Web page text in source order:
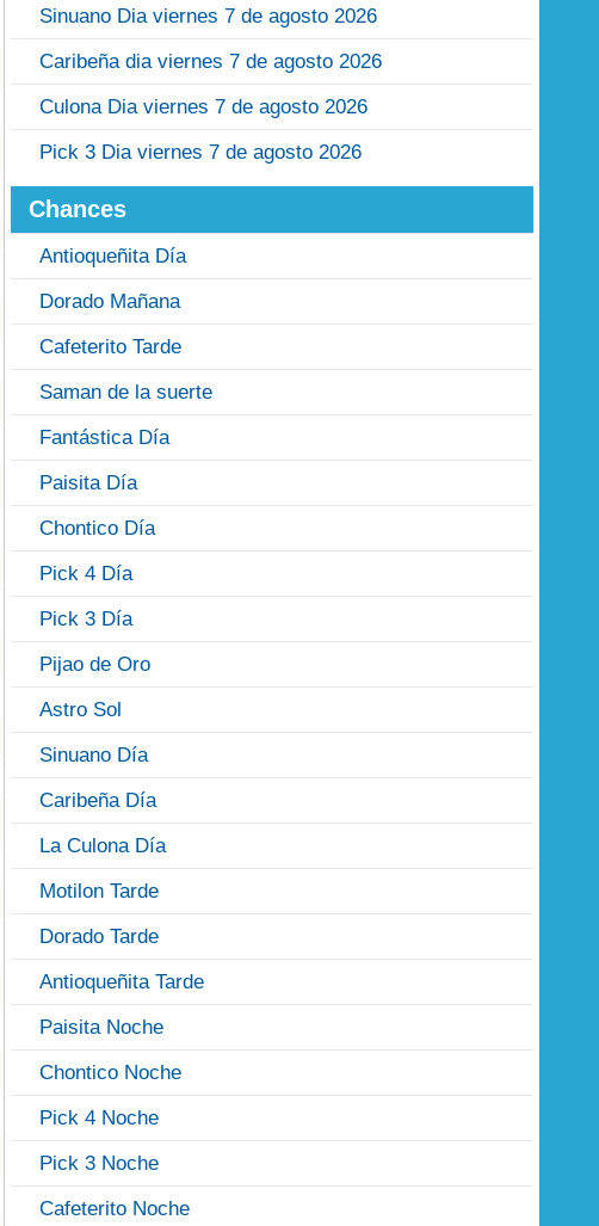
Sinuano Dia viernes 7 de agosto 2026
Caribeña dia viernes 7 de agosto 2026
Culona Dia viernes 7 de agosto 2026
Pick 3 Dia viernes 7 de agosto 2026
Chances
Antioqueñita Día
Dorado Mañana
Cafeterito Tarde
Saman de la suerte
Fantástica Día
Paisita Día
Chontico Día
Pick 4 Día
Pick 3 Día
Pijao de Oro
Astro Sol
Sinuano Día
Caribeña Día
La Culona Día
Motilon Tarde
Dorado Tarde
Antioqueñita Tarde
Paisita Noche
Chontico Noche
Pick 4 Noche
Pick 3 Noche
Cafeterito Noche